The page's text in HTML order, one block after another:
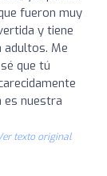
fueron muy
y tiene
adultos. Me
que tú
es nuestra
texto original